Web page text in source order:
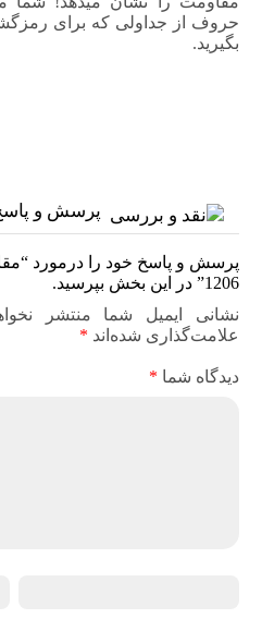
حروف از جداولی که برای
بگیرید.
پرسش و
1206” در این بخش بپرسید.
نشانی ایمیل شما منتشر
علامت‌گذاری شده‌اند *
دیدگاه شما *